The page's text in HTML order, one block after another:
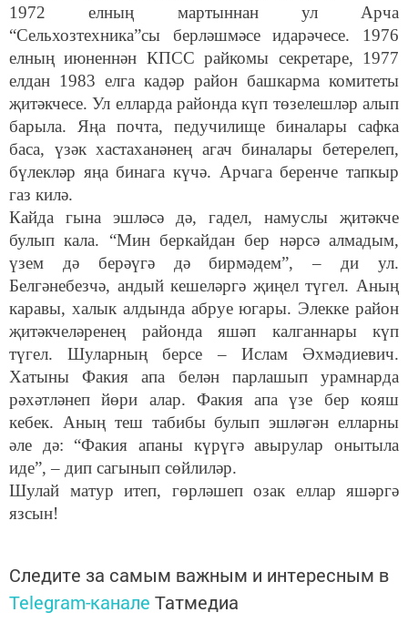
1972 елның мартыннан ул Арча
“Сельхозтехника”сы берләшмәсе идарәчесе. 1976
елның июненнән КПСС райкомы секретаре, 1977
елдан 1983 елга кадәр район башкарма комитеты
җитәкчесе. Ул елларда районда күп төзелешләр алып
барыла. Яңа почта, педучилище биналары сафка
баса, үзәк хастаханәнең агач биналары бетерелеп,
бүлекләр яңа бинага күчә. Арчага беренче тапкыр
газ килә.
Кайда гына эшләсә дә, гадел, намуслы җитәкче
булып кала. “Мин беркайдан бер нәрсә алмадым,
үзем дә берәүгә дә бирмәдем”, – ди ул.
Белгәнебезчә, андый кешеләргә җиңел түгел. Аның
каравы, халык алдында абруе югары. Элекке район
җитәкчеләренең районда яшәп калганнары күп
түгел. Шуларның берсе – Ислам Әхмәдиевич.
Хатыны Факия апа белән парлашып урамнарда
рәхәтләнеп йөри алар. Факия апа үзе бер кояш
кебек. Аның теш табибы булып эшләгән елларны
әле дә: “Факия апаны күрүгә авырулар онытыла
иде”, – дип сагынып сөйлиләр.
Шулай матур итеп, гөрләшеп озак еллар яшәргә
язсын!
Следите за самым важным и интересным в
Telegram-канале Татмедиа